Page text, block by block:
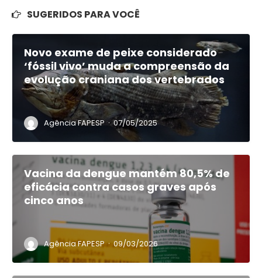
SUGERIDOS PARA VOCÊ
Novo exame de peixe considerado
‘fóssil vivo’ muda a compreensão da
evolução craniana dos vertebrados
Agência FAPESP · 07/05/2025
Vacina da dengue mantém 80,5% de
eficácia contra casos graves após
cinco anos
Agência FAPESP · 09/03/2026